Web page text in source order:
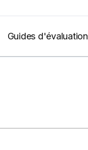
Guides d'évaluation